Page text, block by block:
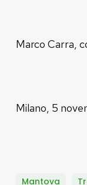
Marco Carra,
Milano, 5
Mantova